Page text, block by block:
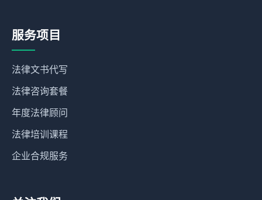
服务项目
法律文书代写
法律咨询套餐
年度法律顾问
法律培训课程
企业合规服务